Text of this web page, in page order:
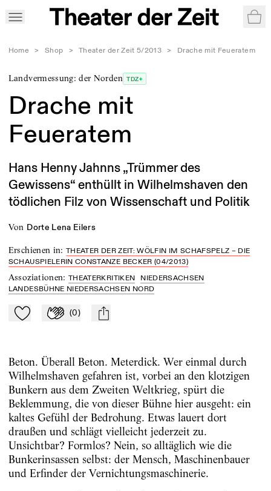
Home > Shop > Theater der Zeit 5/2013 > Drache mit Feueratem
Landvermessung: der Norden TDZ+
Drache mit
Feueratem
Hans Henny Jahnns „Trümmer des
Gewissens“ enthüllt in Wilhelmshaven den
tödlichen Filz von Wissenschaft und Politik
von Dorte Lena Eilers
Erschienen in:THEATER DER ZEIT: WÖLFIN IM SCHAFSPELZ – DIE
SCHAUSPIELERIN CONSTANZE BECKER (04/2013)
Assoziationen:THEATERKRITIKEN
NIEDERSACHSEN
LANDESBÜHNE NIEDERSACHSEN NORD
Zu Mein-TdZ hinzufügen
Applaudieren
(0) mail
Beton. Überall Beton. Meterdick. Wer einmal durch
Wilhelmshaven gefahren ist, vorbei an den klotzigen
Bunkern aus dem Zweiten Weltkrieg, spürt die
Beklemmung, die von dieser Bühne hier ausgeht: ein
kaltes Gefühl der Bedrohung. Etwas lauert dort
draußen und schlägt vielleicht jederzeit zu.
Unsichtbar? Formlos? Nein, so alltäglich wie die
Bunkerinsassen selbst: der Mensch, Maschinenbauer
und Erfinder der Vernichtungsmaschinerie.